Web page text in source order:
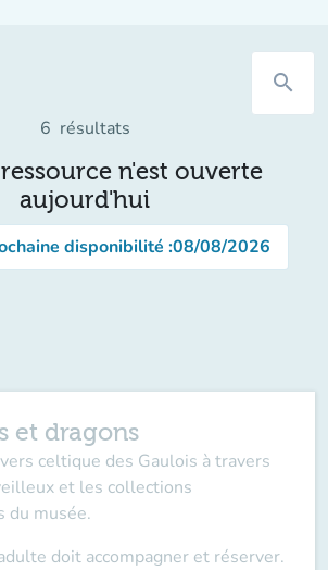
search
6 résultats
n'est ouverte
aujourd'hui
disponibilité :08/08/2026
et dragons
celtique des Gaulois à travers
et les collections
du musée.
doit accompagner et réserver.